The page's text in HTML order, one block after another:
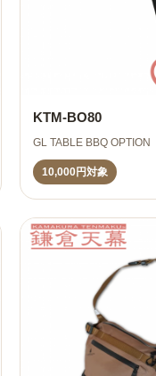
KTM-BO80
GL TABLE BBQ OPTION
10,000円対象